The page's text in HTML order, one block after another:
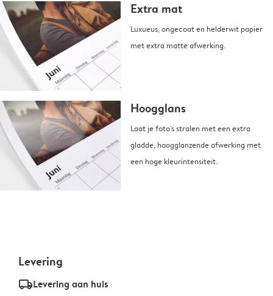
Extra mat
Luxueus, ongecoat en helderwit papier
met extra matte afwerking.
Hoogglans
Laat je foto's stralen met een extra
gladde, hoogglanzende afwerking met
een hoge kleurintensiteit.
Levering
delivery_standard_v2Levering aan huis